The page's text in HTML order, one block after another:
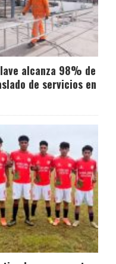
alcanza 98% de
de servicios en